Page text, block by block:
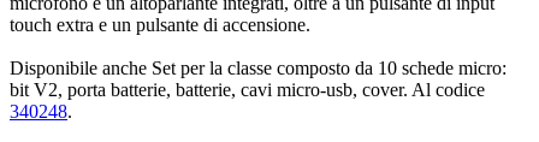
touch extra e un pulsante di accensione.
Disponibile anche Set per la classe composto da 10 schede micro:
bit V2, porta batterie, batterie, cavi micro-usb, cover. Al codice
340248.